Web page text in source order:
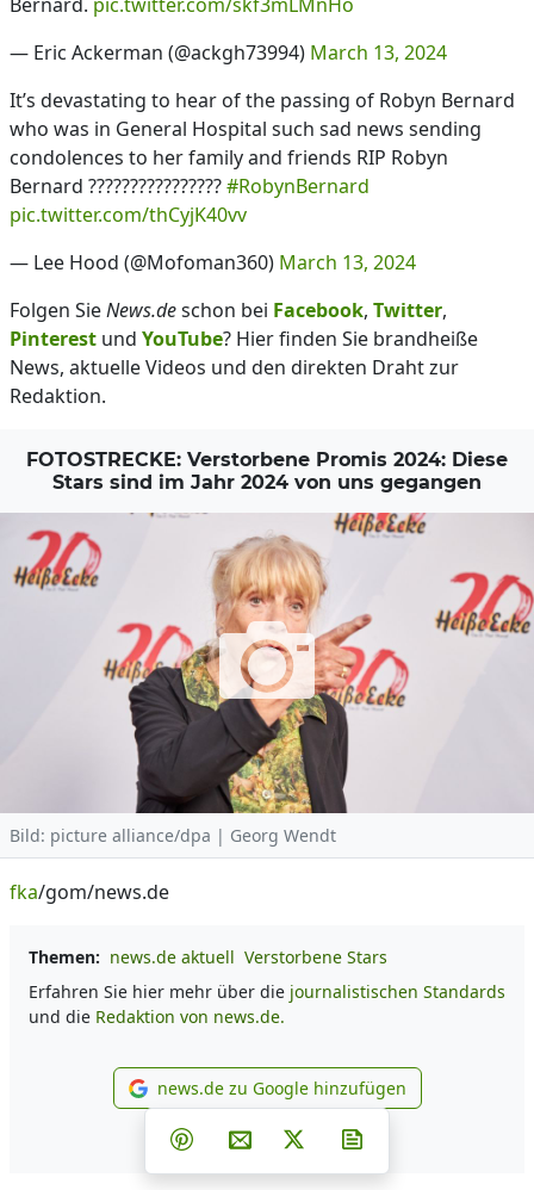
— Eric Ackerman (@ackgh73994) March 13, 2024
It’s devastating to hear of the passing of Robyn Bernard
who was in General Hospital such sad news sending
condolences to her family and friends RIP Robyn
Bernard ????????????????#RobynBernard
pic.twitter.com/thCyjK40vv
— Lee Hood (@Mofoman360) March 13, 2024
Folgen SieNews.deschon bei Facebook, Twitter,
Pinterest und YouTube? Hier finden Sie brandheiße
News, aktuelle Videos und den direkten Draht zur
Redaktion.
FOTOSTRECKE: Verstorbene Promis 2024: Diese
Stars sind im Jahr 2024 von uns gegangen
Bild: picture alliance/dpa | Georg Wendt
fka/gom/news.de
Themen: news.de aktuell Verstorbene Stars
Erfahren Sie hier mehr über die journalistischen Standards
und die Redaktion von news.de.
news.de zu Google
news.de zu Google hinzufügen
Teilen auf Facebook
Teilen auf Whatsapp
Teilen auf Telegram
Teilen auf Pinterest
Per E-Mail teilen
Post auf X